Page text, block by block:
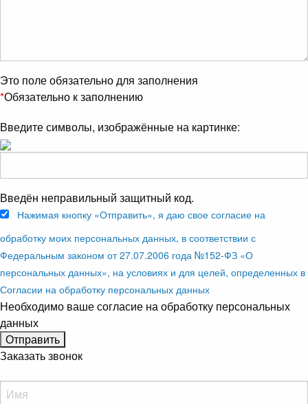
Это поле обязательно для заполнения
*Обязательно к заполнению
Введите символы, изображённые на картинке:
Введён неправильный защитный код.
Нажимая кнопку «Отправить», я даю свое согласие на
обработку моих персональных данных, в соответствии с
Федеральным законом от 27.07.2006 года №152-ФЗ «О
персональных данных», на условиях и для целей, определенных в
Согласии на обработку персональных данных
Необходимо ваше согласие на обработку персональных
данных
Заказать звонок